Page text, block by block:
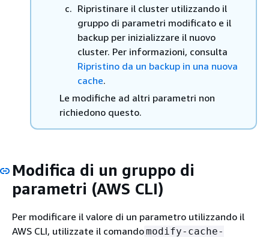
Ripristinare il cluster utilizzando il
gruppo di parametri modificato e il
backup per inizializzare il nuovo
cluster. Per informazioni, consulta
Ripristino da un backup in una nuova
cache.
Le modifiche ad altri parametri non
richiedono questo.
Modifica di un gruppo di
parametri (AWS CLI)
Per modificare il valore di un parametro utilizzando il
AWS CLI, utilizzate il comandomodify-cache-